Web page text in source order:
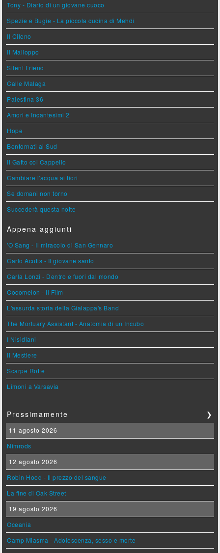
Tony - Diario di un giovane cuoco
Spezie e Bugie - La piccola cucina di Mehdi
Il Cileno
Il Malloppo
Silent Friend
Calle Malaga
Palestina 36
Amori e Incantesimi 2
Hope
Bentornati al Sud
Il Gatto col Cappello
Cambiare l'acqua ai fiori
Se domani non torno
Succederà questa notte
Appena aggiunti
'O Sang - Il miracolo di San Gennaro
Carlo Acutis - Il giovane santo
Carla Lonzi - Dentro e fuori dal mondo
Cocomelon - Il Film
L'assurda storia della Gialappa's Band
The Mortuary Assistant - Anatomia di un Incubo
I Nisidiani
Il Mestiere
Scarpe Rotte
Limoni a Varsavia
Prossimamente ❯
11 agosto 2026
Nimrods
12 agosto 2026
Robin Hood - Il prezzo del sangue
La fine di Oak Street
19 agosto 2026
Oceania
Camp Miasma - Adolescenza, sesso e morte